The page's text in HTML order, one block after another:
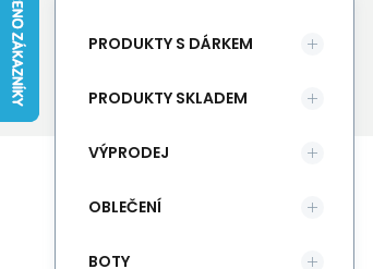
PRODUKTY S DÁRKEM
PRODUKTY SKLADEM
VÝPRODEJ
OBLEČENÍ
BOTY